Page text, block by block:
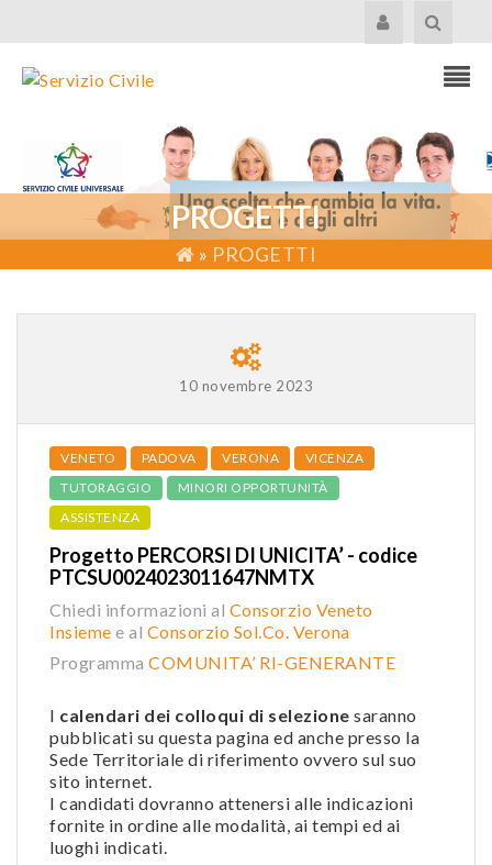
PROGETTI
» PROGETTI
10 novembre 2023
VENETO PADOVA VERONA
VICENZA
TUTORAGGIO
MINORI OPPORTUNITÀ
ASSISTENZA
Progetto PERCORSI DI UNICITA’ - codice
PTCSU0024023011647NMTX
Chiedi informazioni al Consorzio Veneto
Insieme e al Consorzio Sol.Co. Verona
Programma COMUNITA’ RI-GENERANTE
I calendari dei colloqui di selezione saranno
pubblicati su questa pagina ed anche presso la
Sede Territoriale di riferimento ovvero sul suo
sito internet.
I candidati dovranno attenersi alle indicazioni
fornite in ordine alle modalità, ai tempi ed ai
luoghi indicati.